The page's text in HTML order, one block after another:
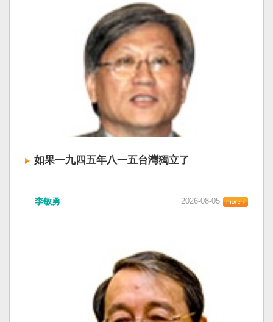
如果一九四五年八一五台灣獨立了
李敏勇 2026-08-05